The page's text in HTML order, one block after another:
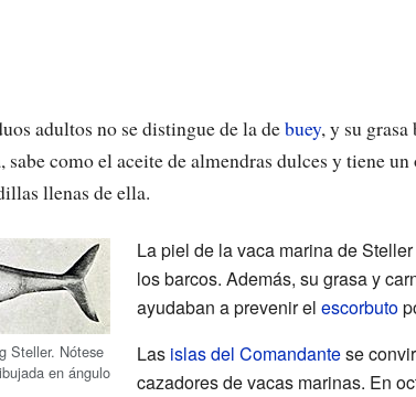
adultos no se distingue de la debuey, y su grasa
como el aceite de almendras dulces y tiene
llenas de ella.
Steller. Nótese
en ángulo
La piel de la vaca marina de
los barcos. Además, su grasa y
ayudaban a prevenir el escorbuto
Las islas del Comandantese
cazadores de vacas marinas. En